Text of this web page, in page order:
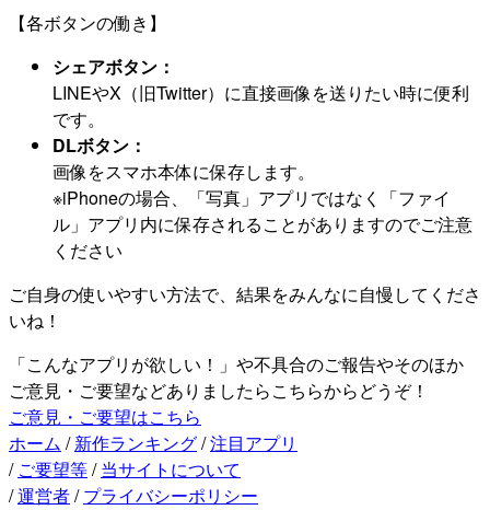
【各ボタンの働き】
シェアボタン：
LINEやX（旧Twitter）に直接画像を送りたい時に便利
です。
DLボタン：
画像をスマホ本体に保存します。
※iPhoneの場合、「写真」アプリではなく「ファイ
ル」アプリ内に保存されることがありますのでご注意
ください
ご自身の使いやすい方法で、結果をみんなに自慢してくださ
いね！
「こんなアプリが欲しい！」や不具合のご報告やそのほか
ご意見・ご要望などありましたらこちらからどうぞ！
ご意見・ご要望はこちら
ホーム / 新作ランキング/注目アプリ
/ ご要望等/ 当サイトについて
/運営者/ プライバシーポリシー